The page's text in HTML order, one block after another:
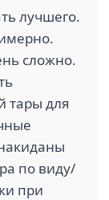
лучшего.
сложно.
тары для
по виду/
при